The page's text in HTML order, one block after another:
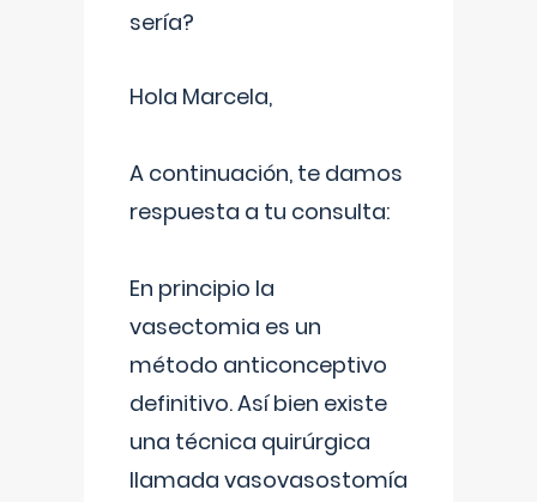
sería?
Hola Marcela,
A continuación, te damos
respuesta a tu consulta:
En principio la
vasectomia es un
método anticonceptivo
definitivo. Así bien existe
una técnica quirúrgica
llamada vasovasostomía